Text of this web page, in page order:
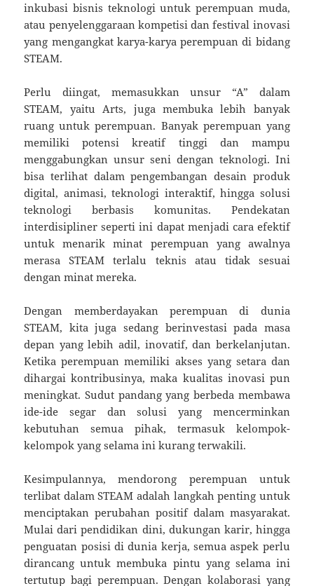
inkubasi bisnis teknologi untuk perempuan muda,
atau penyelenggaraan kompetisi dan festival inovasi
yang mengangkat karya-karya perempuan di bidang
STEAM.
Perlu diingat, memasukkan unsur “A” dalam
STEAM, yaitu Arts, juga membuka lebih banyak
ruang untuk perempuan. Banyak perempuan yang
memiliki potensi kreatif tinggi dan mampu
menggabungkan unsur seni dengan teknologi. Ini
bisa terlihat dalam pengembangan desain produk
digital, animasi, teknologi interaktif, hingga solusi
teknologi berbasis komunitas. Pendekatan
interdisipliner seperti ini dapat menjadi cara efektif
untuk menarik minat perempuan yang awalnya
merasa STEAM terlalu teknis atau tidak sesuai
dengan minat mereka.
Dengan memberdayakan perempuan di dunia
STEAM, kita juga sedang berinvestasi pada masa
depan yang lebih adil, inovatif, dan berkelanjutan.
Ketika perempuan memiliki akses yang setara dan
dihargai kontribusinya, maka kualitas inovasi pun
meningkat. Sudut pandang yang berbeda membawa
ide-ide segar dan solusi yang mencerminkan
kebutuhan semua pihak, termasuk kelompok-
kelompok yang selama ini kurang terwakili.
Kesimpulannya, mendorong perempuan untuk
terlibat dalam STEAM adalah langkah penting untuk
menciptakan perubahan positif dalam masyarakat.
Mulai dari pendidikan dini, dukungan karir, hingga
penguatan posisi di dunia kerja, semua aspek perlu
dirancang untuk membuka pintu yang selama ini
tertutup bagi perempuan. Dengan kolaborasi yang